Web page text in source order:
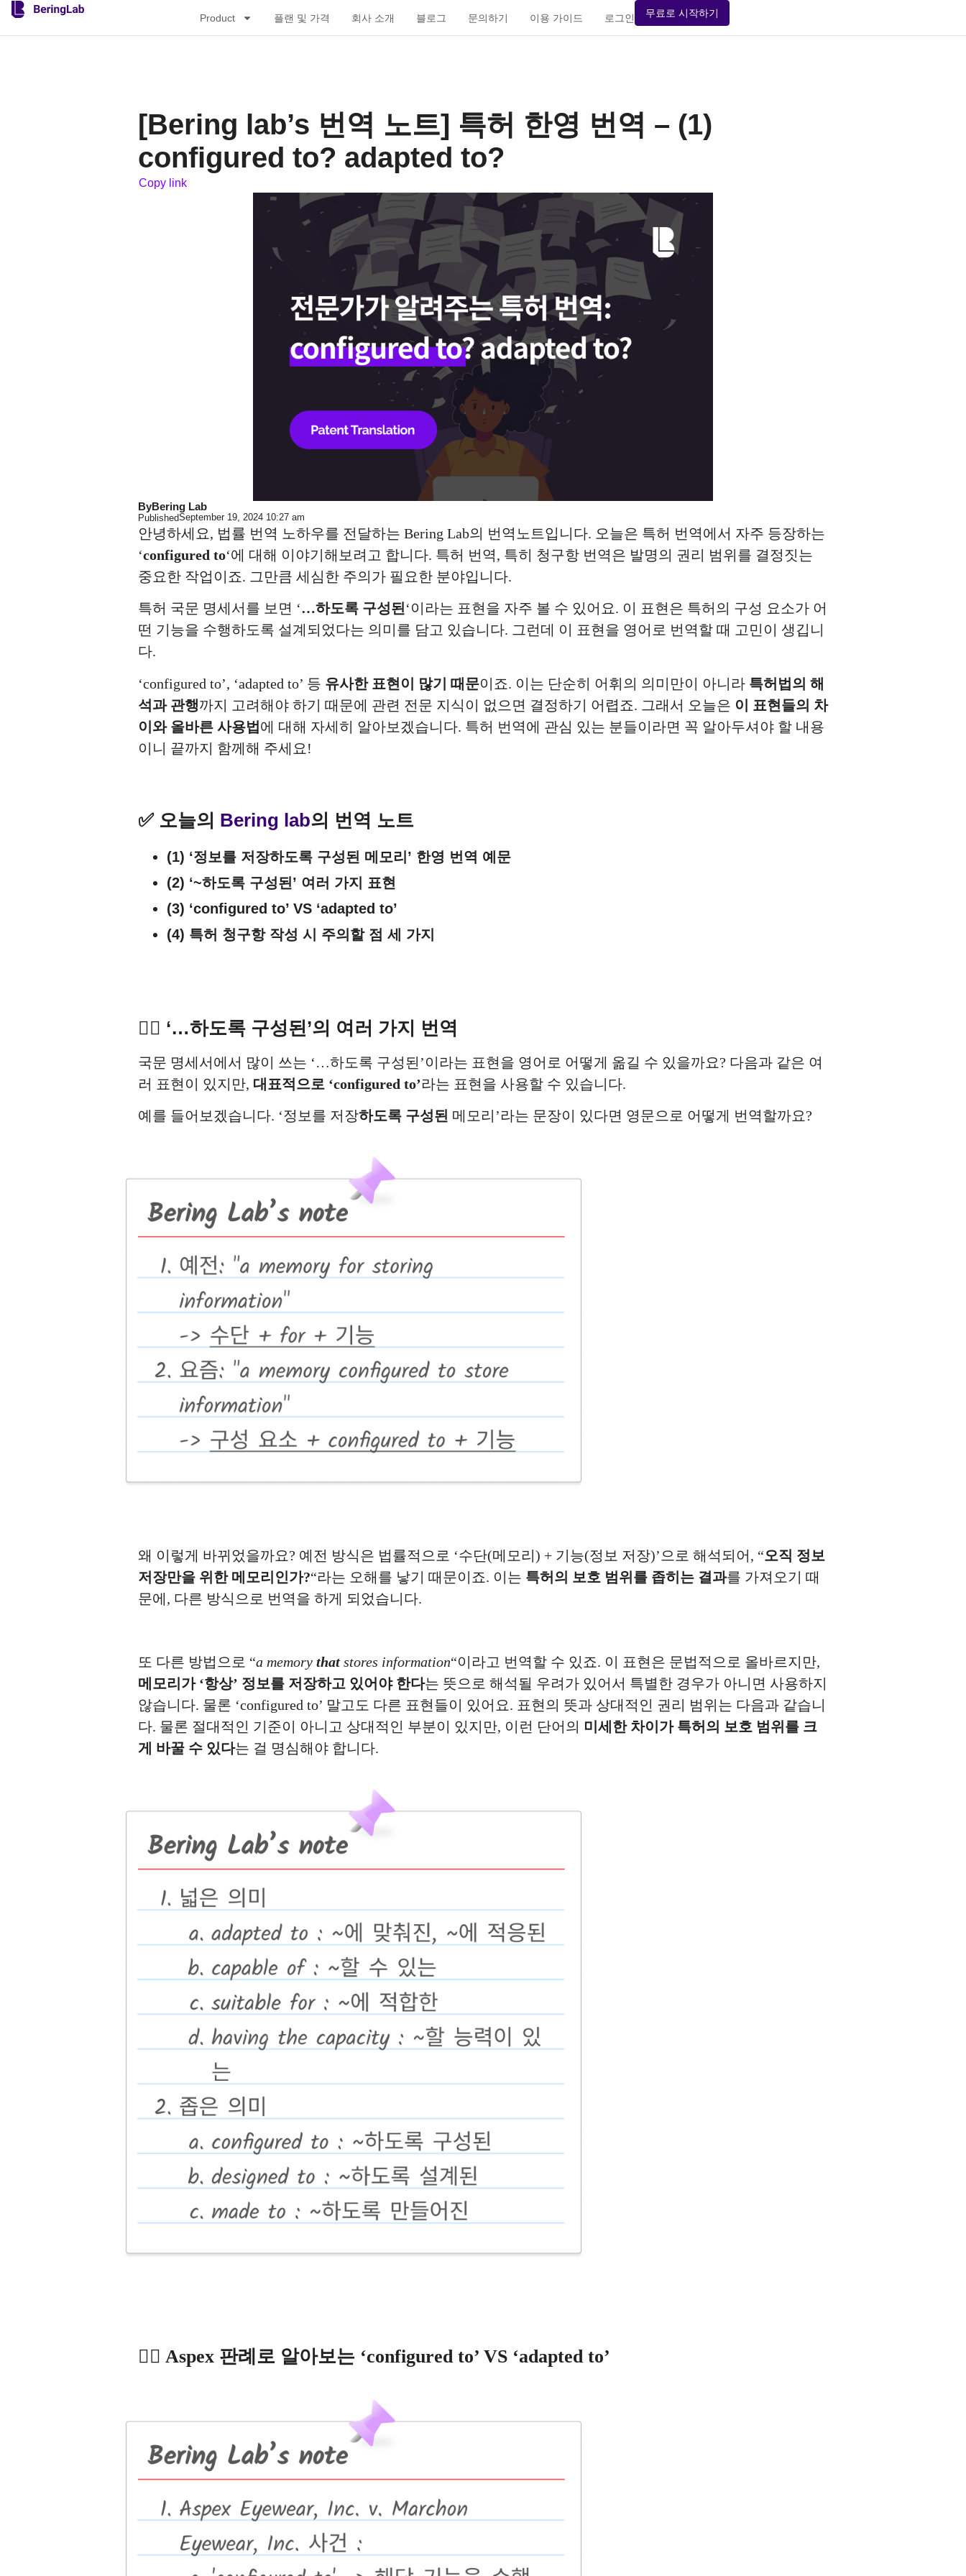
Product 플랜 및 가격 회사 소개 블로그 문의하기 이용 가이드 로그인 무료로 시작하기
[Bering lab’s 번역 노트] 특허 한영 번역 – (1)
configured to? adapted to?
Copy link
ByBering Lab
PublishedSeptember 19, 2024 10:27 am
안녕하세요, 법률 번역 노하우를 전달하는 Bering Lab의 번역노트입니다. 오늘은 특허 번역에서 자주 등장하는
‘configured to‘에 대해 이야기해보려고 합니다. 특허 번역, 특히 청구항 번역은 발명의 권리 범위를 결정짓는
중요한 작업이죠. 그만큼 세심한 주의가 필요한 분야입니다.
특허 국문 명세서를 보면 ‘…하도록 구성된 ‘이라는 표현을 자주 볼 수 있어요. 이 표현은 특허의 구성 요소가 어
떤 기능을 수행하도록 설계되었다는 의미를 담고 있습니다. 그런데 이 표현을 영어로 번역할 때 고민이 생깁니
다.
‘configured to’, ‘adapted to’ 등 유사한 표현이 많기 때문이죠. 이는 단순히 어휘의 의미만이 아니라 특허법의 해
석과 관행까지 고려해야 하기 때문에 관련 전문 지식이 없으면 결정하기 어렵죠. 그래서 오늘은 이 표현들의 차
이와 올바른 사용법에 대해 자세히 알아보겠습니다. 특허 번역에 관심 있는 분들이라면 꼭 알아두셔야 할 내용
이니 끝까지 함께해 주세요!
✅ 오늘의 Bering lab의 번역 노트
(1) ‘정보를 저장하도록 구성된 메모리’ 한영 번역 예문
(2) ‘~하도록 구성된’ 여러 가지 표현
(3) ‘configured to’ VS ‘adapted to’
(4) 특허 청구항 작성 시 주의할 점 세 가지
✍🏻 ‘…하도록 구성된’의 여러 가지 번역
국문 명세서에서 많이 쓰는 ‘…하도록 구성된’이라는 표현을 영어로 어떻게 옮길 수 있을까요? 다음과 같은 여
러 표현이 있지만, 대표적으로 ‘configured to’라는 표현을 사용할 수 있습니다. ​
예를 들어보겠습니다. ‘정보를 저장하도록 구성된 메모리’라는 문장이 있다면 영문으로 어떻게 번역할까요?
왜 이렇게 바뀌었을까요? 예전 방식은 법률적으로 ‘수단(메모리) + 기능(정보 저장)’으로 해석되어, “오직 정보
저장만을 위한 메모리인가?“라는 오해를 낳기 때문이죠. 이는 특허의 보호 범위를 좁히는 결과를 가져오기 때
문에, 다른 방식으로 번역을 하게 되었습니다.
또 다른 방법으로 “a memory that stores information“이라고 번역할 수 있죠. 이 표현은 문법적으로 올바르지만,
메모리가 ‘항상’ 정보를 저장하고 있어야 한다는 뜻으로 해석될 우려가 있어서 특별한 경우가 아니면 사용하지
않습니다. 물론 ‘configured to’ 말고도 다른 표현들이 있어요. 표현의 뜻과 상대적인 권리 범위는 다음과 같습니
다. 물론 절대적인 기준이 아니고 상대적인 부분이 있지만, 이런 단어의 미세한 차이가 특허의 보호 범위를 크
게 바꿀 수 있다는 걸 명심해야 합니다.
✍🏻 Aspex 판례로 알아보는 ‘configured to’ VS ‘adapted to’